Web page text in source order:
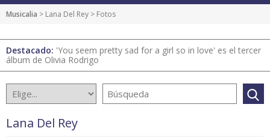
Musicalia > Lana Del Rey > Fotos
Destacado: 'You seem pretty sad for a girl so in love' es el tercer
álbum de Olivia Rodrigo
Lana Del Rey